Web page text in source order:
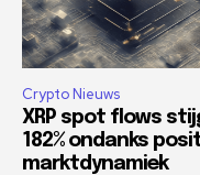
Crypto Nieuws
XRP spot flows
182% ondanks
marktdynamiek